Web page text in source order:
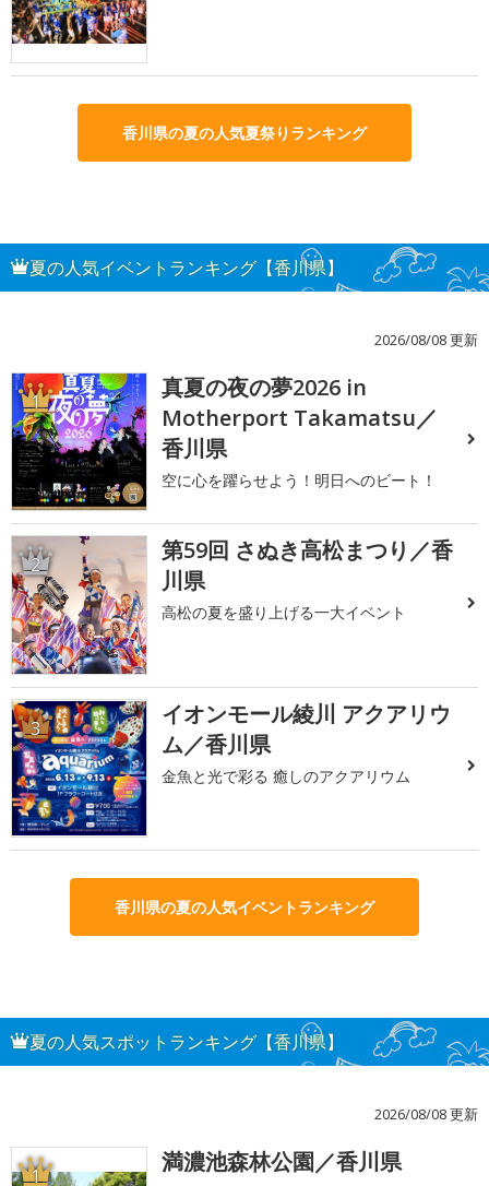
香川県の夏の人気夏祭りランキング
夏の人気イベントランキング【香川県】
2026/08/08 更新
1
真夏の夜の夢2026 in
Motherport Takamatsu／
香川県
空に心を躍らせよう！明日へのビート！
2
第59回 さぬき高松まつり／香
川県
高松の夏を盛り上げる一大イベント
3
イオンモール綾川 アクアリウ
ム／香川県
金魚と光で彩る 癒しのアクアリウム
香川県の夏の人気イベントランキング
夏の人気スポットランキング【香川県】
2026/08/08 更新
1 満濃池森林公園／香川県